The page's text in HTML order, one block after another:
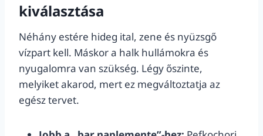
kiválasztása
Néhány estére hideg ital, zene és nyüzsgő
vízpart kell. Máskor a halk hullámokra és
nyugalomra van szükség. Légy őszinte,
melyiket akarod, mert ez megváltoztatja az
egész tervet.